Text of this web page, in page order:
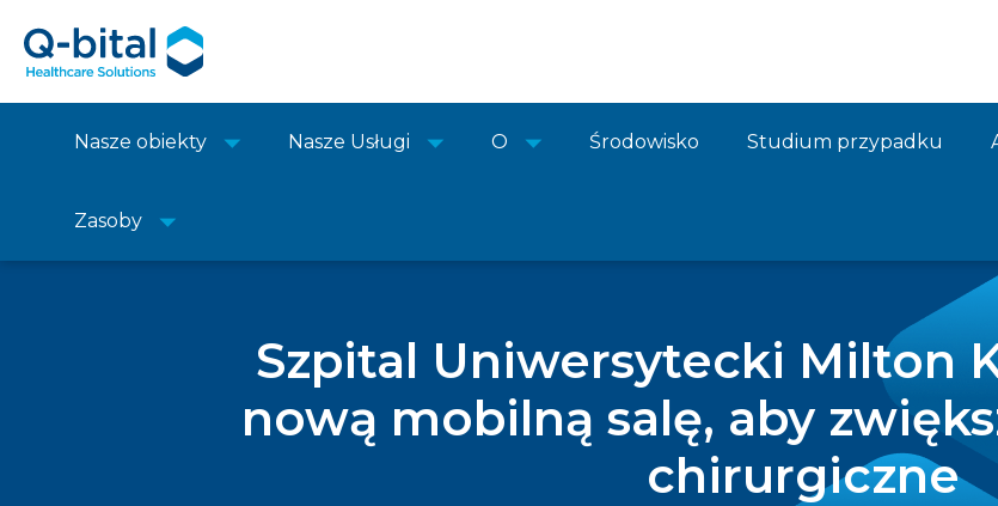
Nasze obiekty Nasze Usługi O Środowisko Studium przypadku
Zasoby
Szpital Uniwersytecki Milton
nową mobilną salę, aby
chirurgiczne